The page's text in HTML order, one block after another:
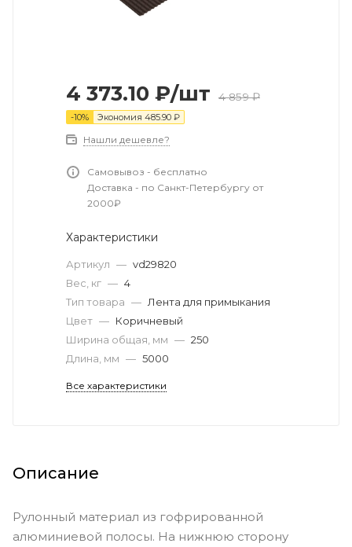
4 373.10 ₽/шт 4 859₽
-10% Экономия 485.90 ₽
Нашли дешевле?
Самовывоз - бесплатно
Доставка - по Санкт-Петербургу от
2000₽
Характеристики
Артикул — vd29820
Вес, кг — 4
Тип товара — Лента для примыкания
Цвет — Коричневый
Ширина общая, мм — 250
Длина, мм — 5000
Все характеристики
Описание
Рулонный материал из гофрированной
алюминиевой полосы. На нижнюю сторону